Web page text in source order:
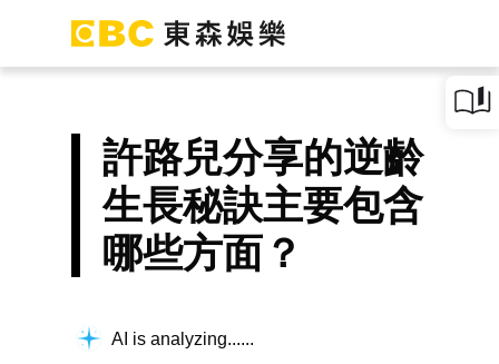
許路兒分享的逆齡
生長秘訣主要包含
哪些方面？
AI is analyzing...